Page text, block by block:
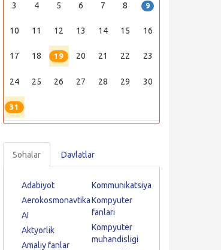
3 4 5 6 7 8 9
10 11 12 13 14 15 16
17 18 19 20 21 22 23
24 25 26 27 28 29 30
31
Sohalar Davlatlar
Adabiyot
Aerokosmonavtika
AI
Aktyorlik
Amaliy fanlar
Kommunikatsiya
Kompyuter
fanlari
Kompyuter
muhandisligi